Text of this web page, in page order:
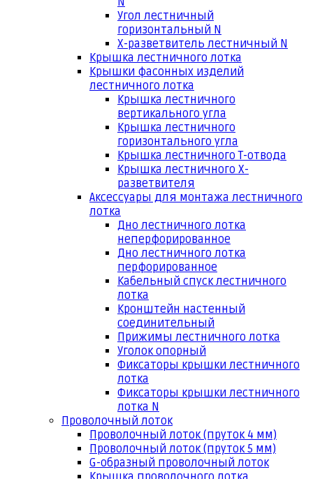
Угол лестничный
горизонтальный N
Х-разветвитель лестничный N
Крышка лестничного лотка
Крышки фасонных изделий
лестничного лотка
Крышка лестничного
вертикального угла
Крышка лестничного
горизонтального угла
Крышка лестничного Т-отвода
Крышка лестничного Х-
разветвителя
Аксессуары для монтажа лестничного
лотка
Дно лестничного лотка
неперфорированное
Дно лестничного лотка
перфорированное
Кабельный спуск лестничного
лотка
Кронштейн настенный
соединительный
Прижимы лестничного лотка
Уголок опорный
Фиксаторы крышки лестничного
лотка
Фиксаторы крышки лестничного
лотка N
Проволочный лоток
Проволочный лоток (пруток 4 мм)
Проволочный лоток (пруток 5 мм)
G-образный проволочный лоток